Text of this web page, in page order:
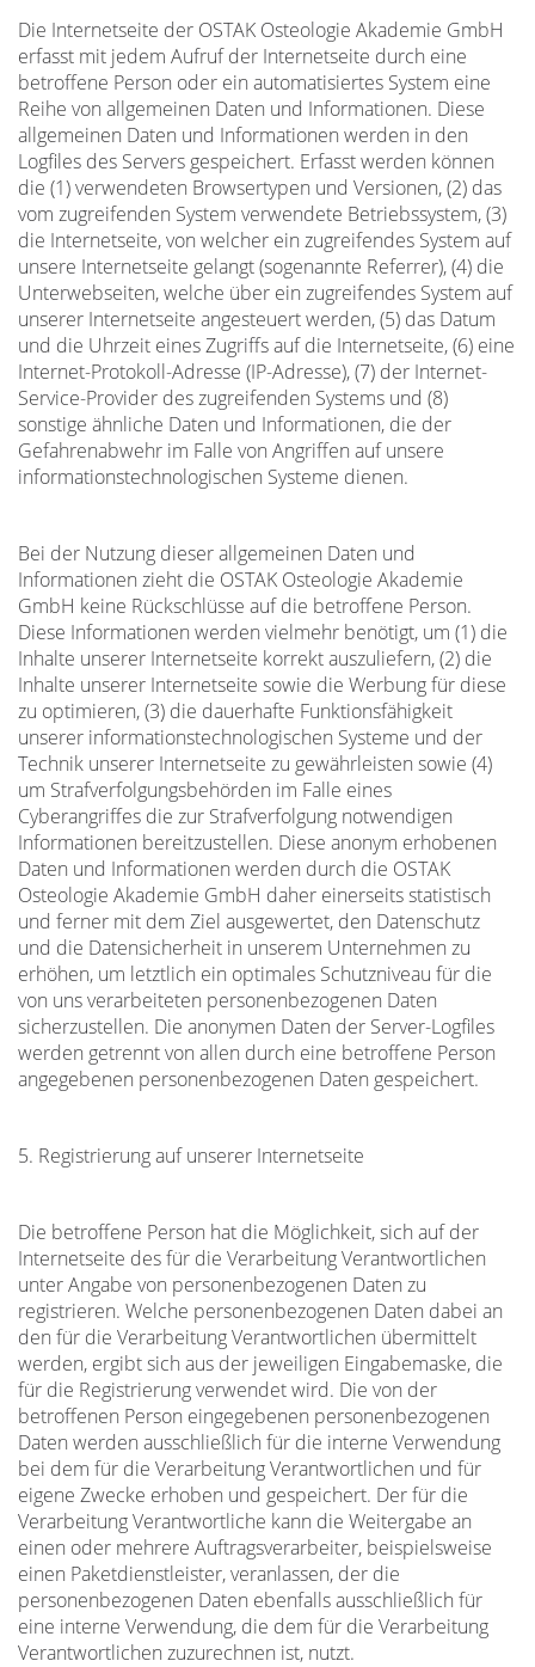
Die Internetseite der OSTAK Osteologie Akademie GmbH
erfasst mit jedem Aufruf der Internetseite durch eine
betroffene Person oder ein automatisiertes System eine
Reihe von allgemeinen Daten und Informationen. Diese
allgemeinen Daten und Informationen werden in den
Logfiles des Servers gespeichert. Erfasst werden können
die (1) verwendeten Browsertypen und Versionen, (2) das
vom zugreifenden System verwendete Betriebssystem, (3)
die Internetseite, von welcher ein zugreifendes System auf
unsere Internetseite gelangt (sogenannte Referrer), (4) die
Unterwebseiten, welche über ein zugreifendes System auf
unserer Internetseite angesteuert werden, (5) das Datum
und die Uhrzeit eines Zugriffs auf die Internetseite, (6) eine
Internet-Protokoll-Adresse (IP-Adresse), (7) der Internet-
Service-Provider des zugreifenden Systems und (8)
sonstige ähnliche Daten und Informationen, die der
Gefahrenabwehr im Falle von Angriffen auf unsere
informationstechnologischen Systeme dienen.
Bei der Nutzung dieser allgemeinen Daten und
Informationen zieht die OSTAK Osteologie Akademie
GmbH keine Rückschlüsse auf die betroffene Person.
Diese Informationen werden vielmehr benötigt, um (1) die
Inhalte unserer Internetseite korrekt auszuliefern, (2) die
Inhalte unserer Internetseite sowie die Werbung für diese
zu optimieren, (3) die dauerhafte Funktionsfähigkeit
unserer informationstechnologischen Systeme und der
Technik unserer Internetseite zu gewährleisten sowie (4)
um Strafverfolgungsbehörden im Falle eines
Cyberangriffes die zur Strafverfolgung notwendigen
Informationen bereitzustellen. Diese anonym erhobenen
Daten und Informationen werden durch die OSTAK
Osteologie Akademie GmbH daher einerseits statistisch
und ferner mit dem Ziel ausgewertet, den Datenschutz
und die Datensicherheit in unserem Unternehmen zu
erhöhen, um letztlich ein optimales Schutzniveau für die
von uns verarbeiteten personenbezogenen Daten
sicherzustellen. Die anonymen Daten der Server-Logfiles
werden getrennt von allen durch eine betroffene Person
angegebenen personenbezogenen Daten gespeichert.
5. Registrierung auf unserer Internetseite
Die betroffene Person hat die Möglichkeit, sich auf der
Internetseite des für die Verarbeitung Verantwortlichen
unter Angabe von personenbezogenen Daten zu
registrieren. Welche personenbezogenen Daten dabei an
den für die Verarbeitung Verantwortlichen übermittelt
werden, ergibt sich aus der jeweiligen Eingabemaske, die
für die Registrierung verwendet wird. Die von der
betroffenen Person eingegebenen personenbezogenen
Daten werden ausschließlich für die interne Verwendung
bei dem für die Verarbeitung Verantwortlichen und für
eigene Zwecke erhoben und gespeichert. Der für die
Verarbeitung Verantwortliche kann die Weitergabe an
einen oder mehrere Auftragsverarbeiter, beispielsweise
einen Paketdienstleister, veranlassen, der die
personenbezogenen Daten ebenfalls ausschließlich für
eine interne Verwendung, die dem für die Verarbeitung
Verantwortlichen zuzurechnen ist, nutzt.